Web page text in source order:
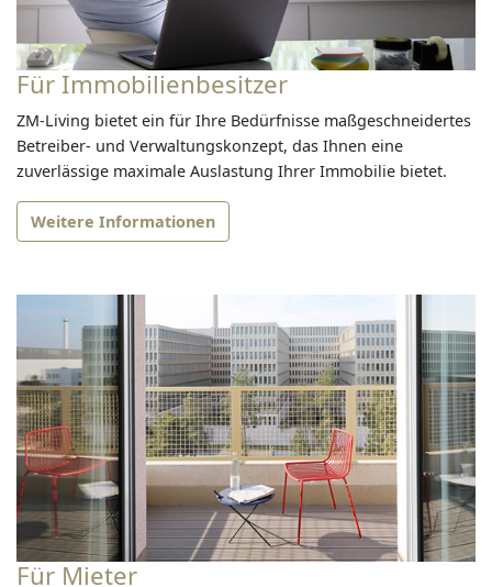
Für Immobilienbesitzer
ZM-Living bietet ein für Ihre Bedürfnisse maßgeschneidertes
Betreiber- und Verwaltungskonzept, das Ihnen eine
zuverlässige maximale Auslastung Ihrer Immobilie bietet.
Weitere Informationen
Für Mieter